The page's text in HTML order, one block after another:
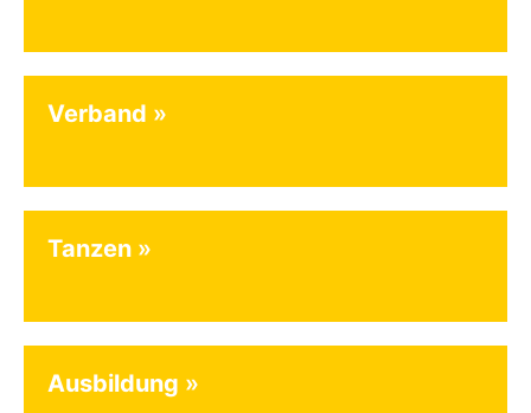
Verband
Tanzen
Ausbildung